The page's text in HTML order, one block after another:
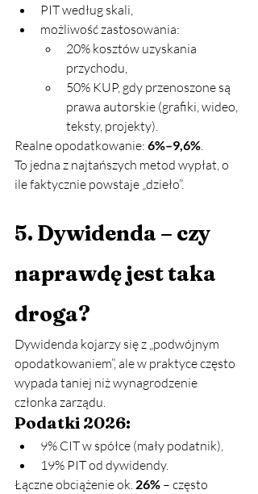
PIT według skali,
możliwość zastosowania:
20% kosztów uzyskania
przychodu,
50% KUP, gdy przenoszone są
prawa autorskie (grafiki, wideo,
teksty, projekty).
Realne opodatkowanie: 6%–9,6%.
To jedna z najtańszych metod wypłat, o
ile faktycznie powstaje „dzieło”.
5. Dywidenda – czy
naprawdę jest taka
droga?
Dywidenda kojarzy się z „podwójnym
opodatkowaniem”, ale w praktyce często
wypada taniej niż wynagrodzenie
członka zarządu.
Podatki 2026:
9% CIT w spółce (mały podatnik),
19% PIT od dywidendy.
Łączne obciążenie ok. 26% – często